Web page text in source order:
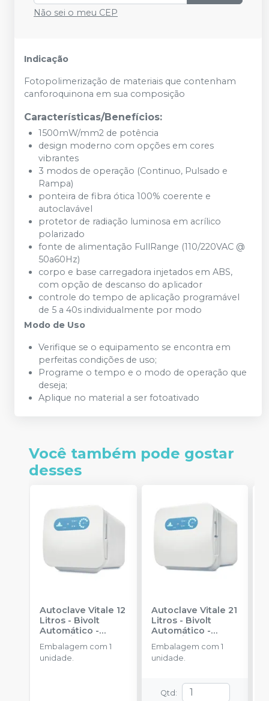
Não sei o meu CEP
Indicação
Fotopolimerização de materiais que contenham
canforoquinona em sua composição
Características/Benefícios:
1500mW/mm2 de potência
design moderno com opções em cores
vibrantes
3 modos de operação (Continuo, Pulsado e
Rampa)
ponteira de fibra ótica 100% coerente e
autoclavável
protetor de radiação luminosa em acrílico
polarizado
fonte de alimentação FullRange (110/220VAC @
50a60Hz)
corpo e base carregadora injetados em ABS,
com opção de descanso do aplicador
controle do tempo de aplicação programável
de 5 a 40s individualmente por modo
Modo de Uso
Verifique se o equipamento se encontra em
perfeitas condições de uso;
Programe o tempo e o modo de operação que
deseja;
Aplique no material a ser fotoativado
Você também pode gostar
desses
Autoclave Vitale 12
Litros - Bivolt
Automático -
CRISTÓFOLI
Embalagem com 1
unidade.
Autoclave Vitale 21
Litros - Bivolt
Automático -
CRISTÓFOLI
Embalagem com 1
unidade.
Qtd :